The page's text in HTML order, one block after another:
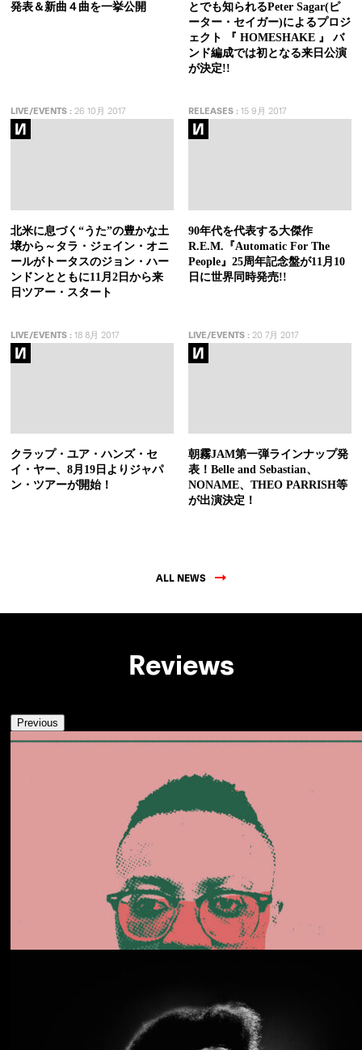
発表＆新曲４曲を一挙公開
とでも知られるPeter Sagar(ピ
ーター・セイガー)によるプロジ
ェクト 『 HOMESHAKE 』 バ
ンド編成では初となる来日公演
が決定!!
LIVE/EVENTS : 26 10月 2017
北米に息づく“うた”の豊かな土
壌から～タラ・ジェイン・オニ
ールがトータスのジョン・ハー
ンドンとともに11月2日から来
日ツアー・スタート
RELEASES:15 9月 2017
90年代を代表する大傑作
R.E.M.『Automatic For The
People』25周年記念盤が11月10
日に世界同時発売!!
LIVE/EVENTS : 18 8月 2017
クラップ・ユア・ハンズ・セ
イ・ヤー、8月19日よりジャパ
ン・ツアーが開始！
LIVE/EVENTS:20 7月 2017
朝霧JAM第一弾ラインナップ発
表！Belle and Sebastian、
NONAME、THEO PARRISH等
が出演決定！
ALL NEWS
Reviews
Previous